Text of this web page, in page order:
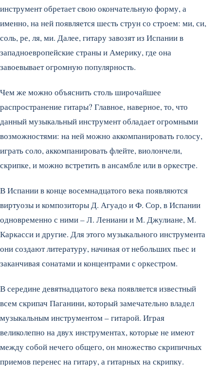
инструмент обретает свою окончательную форму, а
именно, на ней появляется шесть струн со строем: ми, си,
соль, ре, ля, ми. Далее, гитару завозят из Испании в
западноевропейские страны и Америку, где она
завоевывает огромную популярность.
Чем же можно объяснить столь широчайшее
распространение гитары? Главное, наверное, то, что
данный музыкальный инструмент обладает огромными
возможностями: на ней можно аккомпанировать голосу,
играть соло, аккомпанировать флейте, виолончели,
скрипке, и можно встретить в ансамбле или в оркестре.
В Испании в конце восемнадцатого века появляются
виртуозы и композиторы Д. Агуадо и Ф. Сор, в Испании
одновременно с ними – Л. Лениани и М. Джулиане, М.
Каркасси и другие. Для этого музыкального инструмента
они создают литературу, начиная от небольших пьес и
заканчивая сонатами и концентрами с оркестром.
В середине девятнадцатого века появляется известный
всем скрипач Паганини, который замечательно владел
музыкальным инструментом – гитарой. Играя
великолепно на двух инструментах, которые не имеют
между собой нечего общего, он множество скрипичных
приемов перенес на гитару, а гитарных на скрипку.